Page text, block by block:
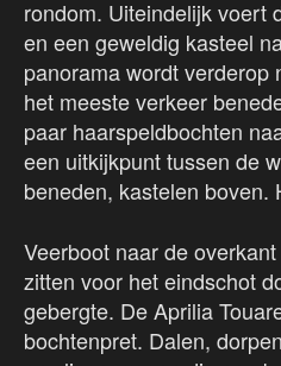
rondom. Uiteindelijk voert
en een geweldig kasteel
panorama wordt verderop
het meeste verkeer
paar haarspeldbochten
een uitkijkpunt tussen de
beneden, kastelen boven.
Veerboot naar de
zitten voor het eindschot
gebergte. De Aprilia
bochtenpret. Dalen,